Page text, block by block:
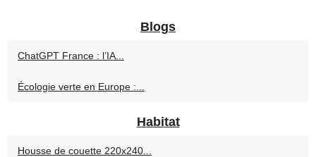
Blogs
ChatGPT France : l’IA...
Écologie verte en Europe :...
Habitat
Housse de couette 220x240...